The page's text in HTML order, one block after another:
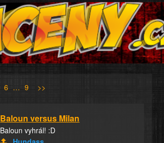
6 … 9 >>
Baloun versus Milan
Baloun vyhrál! :D